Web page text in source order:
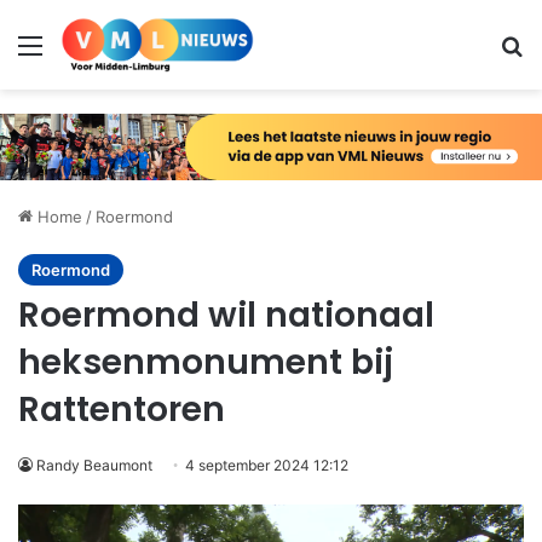
Menu
Home / Roermond
Roermond
Roermond wil nationaal
heksenmonument bij
Rattentoren
Randy Beaumont 4 september 2024 12:12